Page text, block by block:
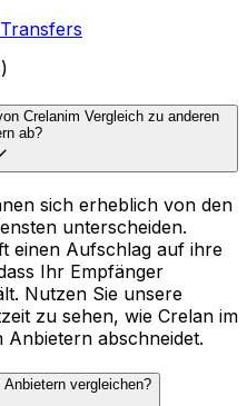
Crelanim Vergleich zu anderen
ab?
sich erheblich von den
unterscheiden.
einen Aufschlag auf ihre
Ihr Empfänger
Nutzen Sie unsere
zu sehen, wie Crelan im
abschneidet.
vergleichen?